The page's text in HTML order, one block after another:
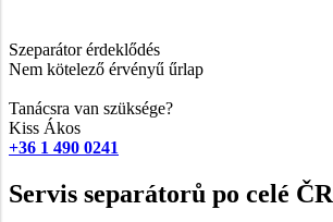
Szeparátor érdeklődés
Nem kötelező érvényű űrlap
Tanácsra van szüksége?
Kiss Ákos
+36 1 490 0241
Servis separátorů po celé ČR